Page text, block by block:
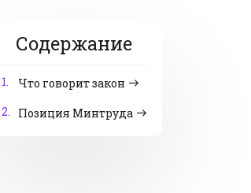
Содержание
1.
Что говорит закон
2.
Позиция Минтруда